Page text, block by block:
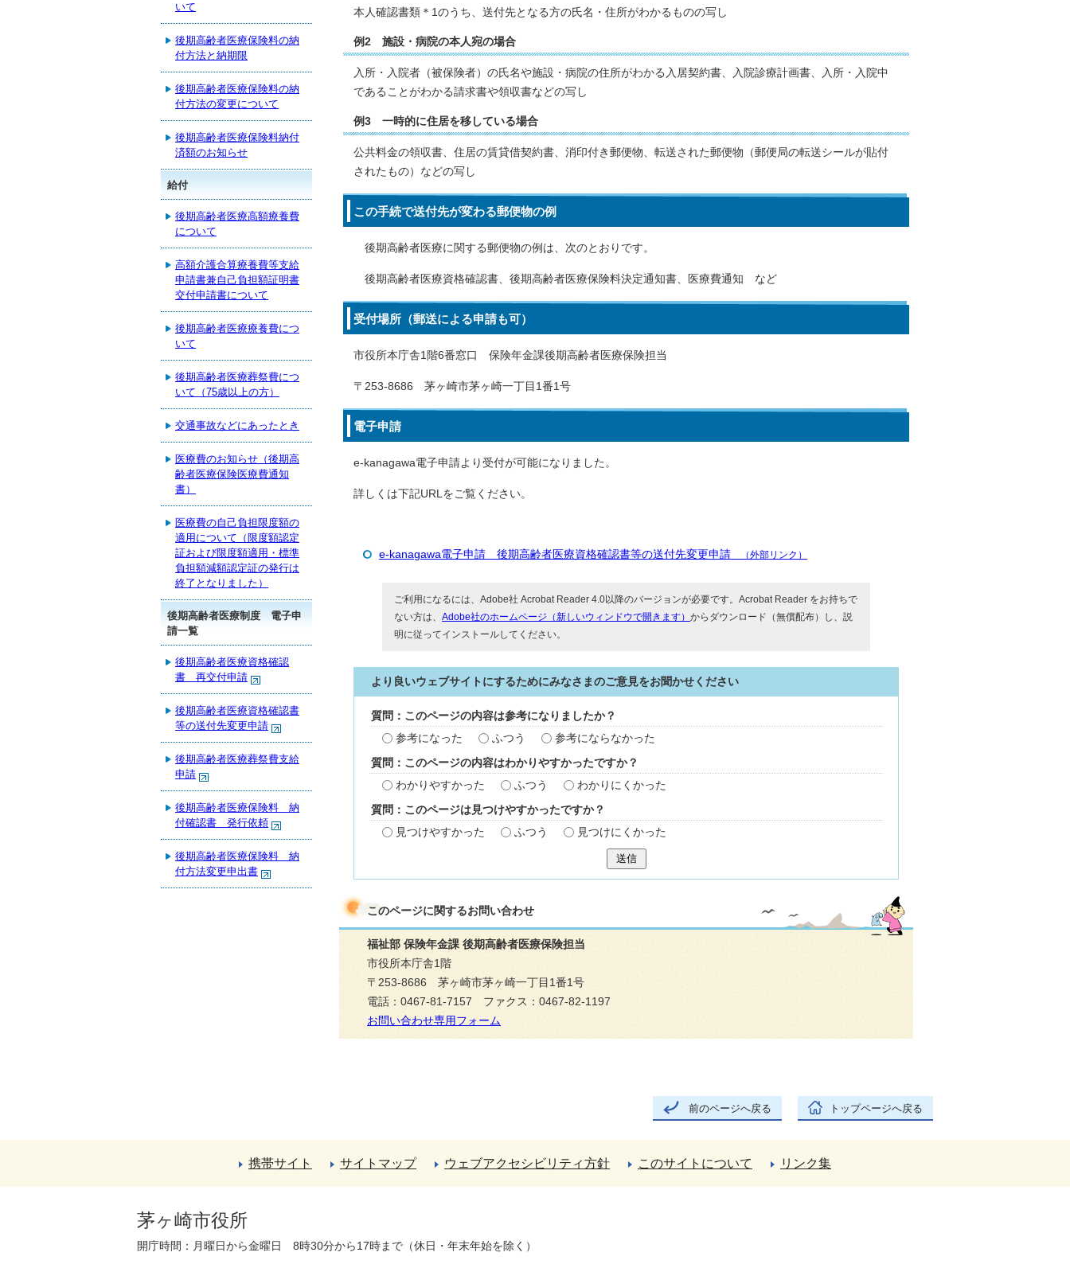
本人確認書類＊1のうち、送付先となる方の氏名・住所がわかるものの写し
例2 施設・病院の本人宛の場合
入所・入院者（被保険者）の氏名や施設・病院の住所がわかる入居契約書、入院診療計画書、入所・入院中
であることがわかる請求書や領収書などの写し
例3 一時的に住居を移している場合
公共料金の領収書、住居の賃貸借契約書、消印付き郵便物、転送された郵便物（郵便局の転送シールが貼付
されたもの）などの写し
この手続で送付先が変わる郵便物の例
後期高齢者医療に関する郵便物の例は、次のとおりです。
後期高齢者医療資格確認書、後期高齢者医療保険料決定通知書、医療費通知 など
受付場所（郵送による申請も可）
市役所本庁舎1階6番窓口 保険年金課後期高齢者医療保険担当
〒253-8686 茅ヶ崎市茅ヶ崎一丁目1番1号
電子申請
e-kanagawa電子申請より受付が可能になりました。
詳しくは下記URLをご覧ください。
e-kanagawa電子申請 後期高齢者医療資格確認書等の送付先変更申請 （外部リンク）
ご利用になるには、Adobe社 Acrobat Reader 4.0以降のバージョンが必要です。Acrobat Reader をお持ちで
ない方は、Adobe社のホームページ（新しいウィンドウで開きます）からダウンロード（無償配布）し、説
明に従ってインストールしてください。
より良いウェブサイトにするためにみなさまのご意見をお聞かせください
質問：このページの内容は参考になりましたか？
参考になった
ふつう 参考にならなかった
質問：このページの内容はわかりやすかったですか？
わかりやすかった
ふつう わかりにくかった
質問：このページは見つけやすかったですか？
見つけやすかった
ふつう 見つけにくかった
送信
このページに関するお問い合わせ
福祉部 保険年金課 後期高齢者医療保険担当
市役所本庁舎1階
〒253-8686 茅ヶ崎市茅ヶ崎一丁目1番1号
電話：0467-81-7157 ファクス：0467-82-1197
お問い合わせ専用フォーム
いて
後期高齢者医療保険料の納
付方法と納期限
後期高齢者医療保険料の納
付方法の変更について
後期高齢者医療保険料納付
済額のお知らせ
給付
後期高齢者医療高額療養費
について
高額介護合算療養費等支給
申請書兼自己負担額証明書
交付申請書について
後期高齢者医療療養費につ
いて
後期高齢者医療葬祭費につ
いて（75歳以上の方）
交通事故などにあったとき
医療費のお知らせ（後期高
齢者医療保険医療費通知
書）
医療費の自己負担限度額の
適用について（限度額認定
証および限度額適用・標準
負担額減額認定証の発行は
終了となりました）
後期高齢者医療制度 電子申
請一覧
後期高齢者医療資格確認
書 再交付申請
後期高齢者医療資格確認書
等の送付先変更申請
後期高齢者医療葬祭費支給
申請
後期高齢者医療保険料 納
付確認書 発行依頼
後期高齢者医療保険料 納
付方法変更申出書
前のページへ戻る トップページへ戻る
携帯サイト サイトマップ ウェブアクセシビリティ方針 このサイトについて リンク集
茅ヶ崎市役所
開庁時間：月曜日から金曜日 8時30分から17時まで（休日・年末年始を除く）